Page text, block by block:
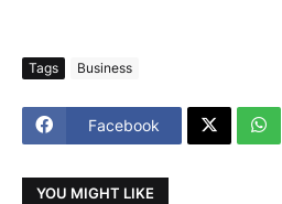
Tags Business
Facebook
YOU MIGHT LIKE